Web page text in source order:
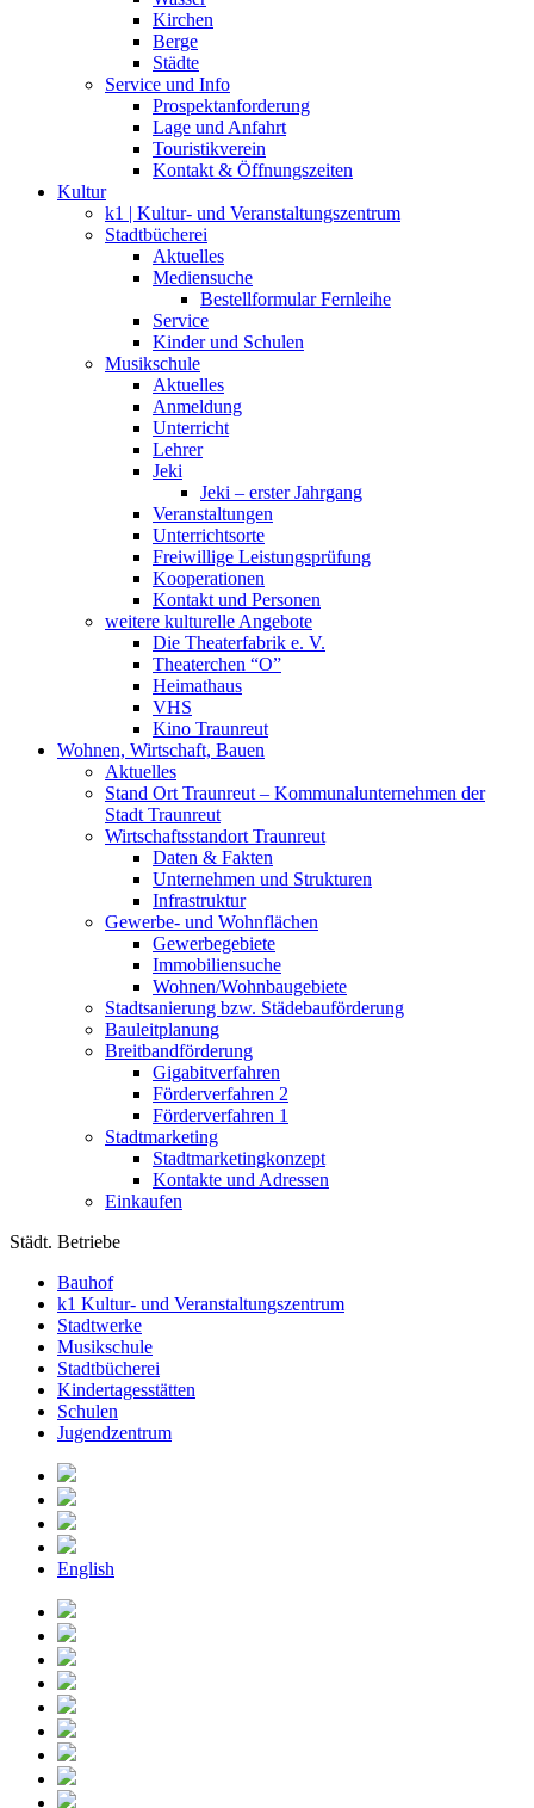
Kirchen
Berge
Städte
Service und Info
Prospektanforderung
Lage und Anfahrt
Touristikverein
Kontakt & Öffnungszeiten
Kultur
k1 | Kultur- und Veranstaltungszentrum
Stadtbücherei
Aktuelles
Mediensuche
Bestellformular Fernleihe
Service
Kinder und Schulen
Musikschule
Aktuelles
Anmeldung
Unterricht
Lehrer
Jeki
Jeki – erster Jahrgang
Veranstaltungen
Unterrichtsorte
Freiwillige Leistungsprüfung
Kooperationen
Kontakt und Personen
weitere kulturelle Angebote
Die Theaterfabrik e. V.
Theaterchen “O”
Heimathaus
VHS
Kino Traunreut
Wohnen, Wirtschaft, Bauen
Aktuelles
Stand Ort Traunreut – Kommunalunternehmen der
Stadt Traunreut
Wirtschaftsstandort Traunreut
Daten & Fakten
Unternehmen und Strukturen
Infrastruktur
Gewerbe- und Wohnflächen
Gewerbegebiete
Immobiliensuche
Wohnen/Wohnbaugebiete
Stadtsanierung bzw. Städebauförderung
Bauleitplanung
Breitbandförderung
Gigabitverfahren
Förderverfahren 2
Förderverfahren 1
Stadtmarketing
Stadtmarketingkonzept
Kontakte und Adressen
Einkaufen
Städt. Betriebe
Bauhof
k1 Kultur- und Veranstaltungszentrum
Stadtwerke
Musikschule
Stadtbücherei
Kindertagesstätten
Schulen
Jugendzentrum
English